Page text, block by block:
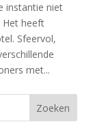
instantie niet
Het heeft
Sfeervol,
met...
Zoeken